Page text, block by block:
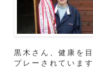
黒木さん、健康を
プレーされています